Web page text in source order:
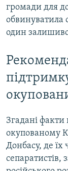
громади для
обвинуватила
один
Згадані факти
окупованому
Донбасу, де їх
сепаратистів,